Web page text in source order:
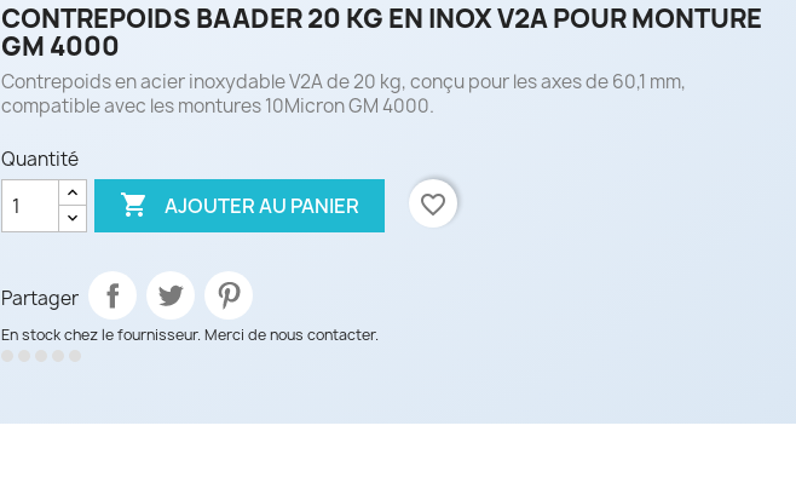
CONTREPOIDS BAADER 20 KG EN INOX V2A POUR MONTURE
GM 4000
Contrepoids en acier inoxydable V2A de 20 kg, conçu pour les axes de 60,1 mm,
compatible avec les montures 10Micron GM 4000.
Quantité
 AJOUTER AU PANIER favorite_border
Partager
En stock chez le fournisseur. Merci de nous contacter.